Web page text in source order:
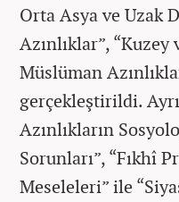
Orta Asya ve Uzak
Azınlıklar”,
Müslüman
gerçekleştirildi.
Azınlıkların
Sorunları”, “Fıkhî
Meseleleri” ile